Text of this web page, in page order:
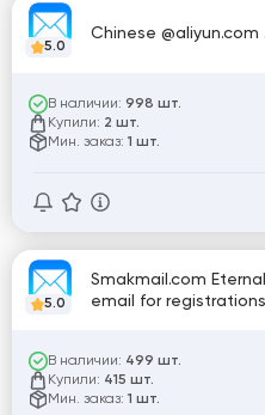
5.0
Chinese @aliyun.com .
В наличии: 998 шт.
Купили: 2 шт.
Мин. заказ: 1 шт.
5.0
Smakmail.com Eternal
email for registrations
В наличии: 499 шт.
Купили: 415 шт.
Мин. заказ: 1 шт.